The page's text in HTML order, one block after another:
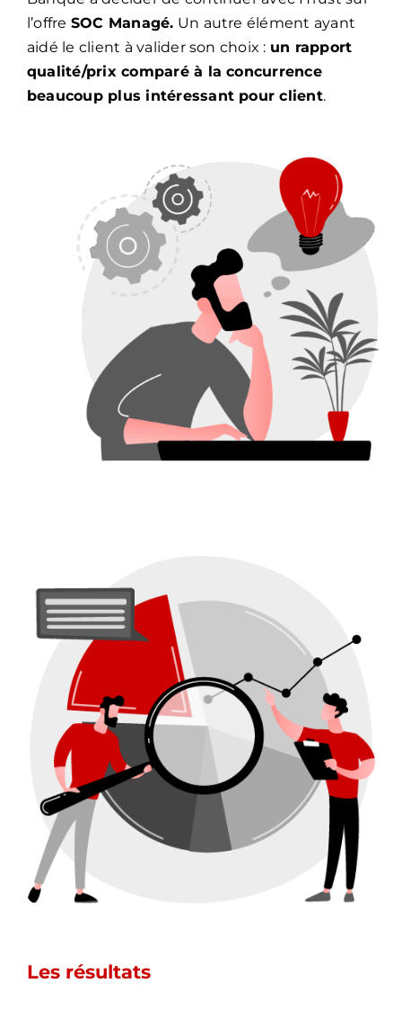
l’offre SOC Managé. Un autre élément ayant
aidé le client à valider son choix : un rapport
qualité/prix comparé à la concurrence
beaucoup plus intéressant pour client.
Les résultats